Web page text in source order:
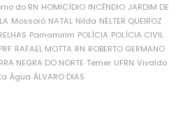
do RN HOMICÍDIO INCÊNDIO JARDIM DE
Mossoró NATAL Nilda NÉLTER QUEIROZ
Parnamirim POLÍCIA POLÍCIA CIVIL
PRF RAFAEL MOTTA RN ROBERTO GERMANO
NEGRA DO NORTE Temer UFRN Vivaldo
Água ÁLVARO DIAS